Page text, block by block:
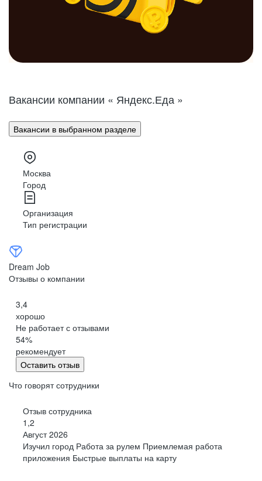
Вакансии компании « Яндекс.Еда »
Вакансии в выбранном разделе
Москва
Город
Организация
Тип регистрации
Dream Job
Отзывы о компании
3,4
хорошо
Не работает с отзывами
54%
рекомендует
Оставить отзыв
Что говорят сотрудники
Отзыв сотрудника
1,2
Август 2026
Изучил город Работа за рулем Приемлемая работа
приложения Быстрые выплаты на карту